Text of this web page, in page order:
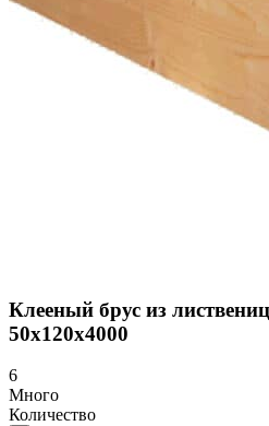
Клееный брус из
50х120х4000
6
Много
Количество